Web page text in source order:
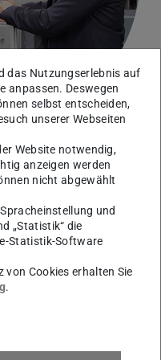
veröffentlicht
auch dieses Jahr wieder
kompletten
das Nutzungserlebnis auf
anpassen. Deswegen
selbst entscheiden,
unserer Webseiten
Website notwendig,
anzeigen werden
nicht abgewählt
und
„Statistik“ die
Statistik-Software
Cookies erhalten Sie
.